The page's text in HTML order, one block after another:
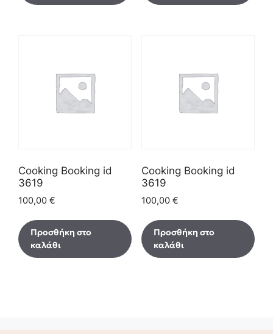
Cooking Booking id
3619
100,00 €
Προσθήκη στο
καλάθι
Cooking Booking id
3619
100,00 €
Προσθήκη στο
καλάθι